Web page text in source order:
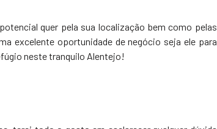
quer pela sua localização bem como pelas
excelente oportunidade de negócio seja ele para
neste tranquilo Alentejo!